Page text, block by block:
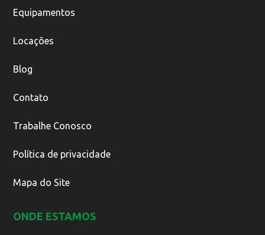
Equipamentos
Locações
Blog
Contato
Trabalhe Conosco
Política de privacidade
Mapa do Site
ONDE ESTAMOS